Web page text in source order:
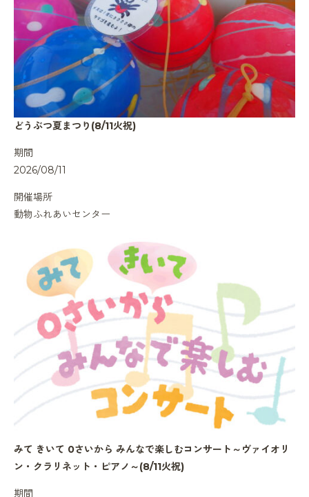
どうぶつ夏まつり(8/11火祝)
期間
2026/08/11
開催場所
動物ふれあいセンター
みて きいて 0さいから みんなで楽しむコンサート～ヴァイオリ
ン・クラリネット・ピアノ～(8/11火祝)
期間